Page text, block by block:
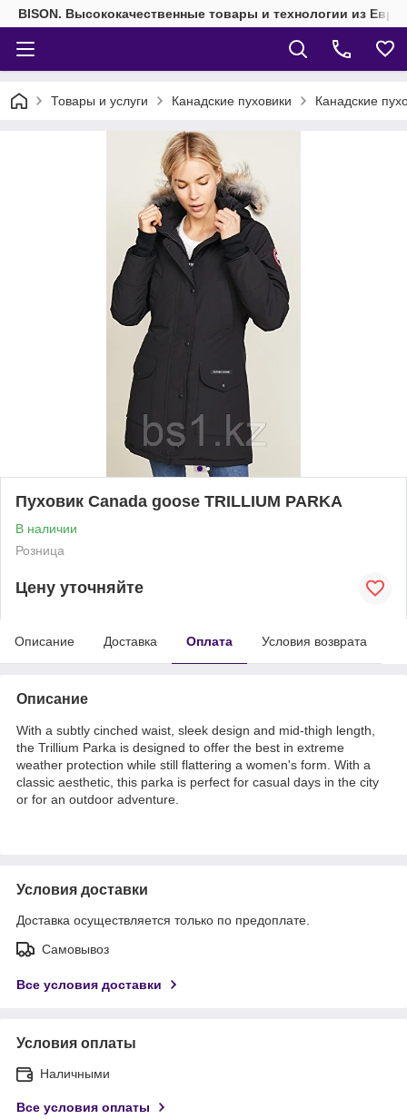
BISON. Высококачественные товары и технологии из
Товары и услуги Канадские пуховики Канадские
Пуховик Canada goose TRILLIUM PARKA
В наличии
Розница
Цену уточняйте
Описание Доставка Оплата Условия возврата
Описание
With a subtly cinched waist, sleek design and mid-thigh length,
the Trillium Parka is designed to offer the best in extreme
weather protection while still flattering a women's form. With a
classic aesthetic, this parka is perfect for casual days in the city
or for an outdoor adventure.
Условия доставки
Доставка осуществляется только по предоплате.
Самовывоз
Все условия доставки
Условия оплаты
Наличными
Все условия оплаты